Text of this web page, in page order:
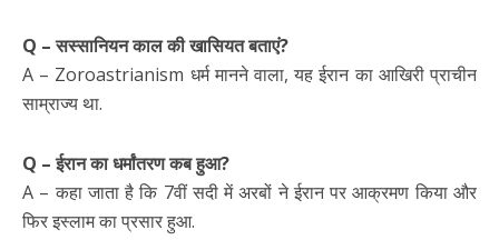
Q – सस्सानियन काल की खासियत बताएं?
A – Zoroastrianism धर्म मानने वाला, यह ईरान का आखिरी प्राचीन
साम्राज्य था.
Q – ईरान का धर्मांतरण कब हुआ?
A – कहा जाता है कि 7वीं सदी में अरबों ने ईरान पर आक्रमण किया और
फिर इस्लाम का प्रसार हुआ.